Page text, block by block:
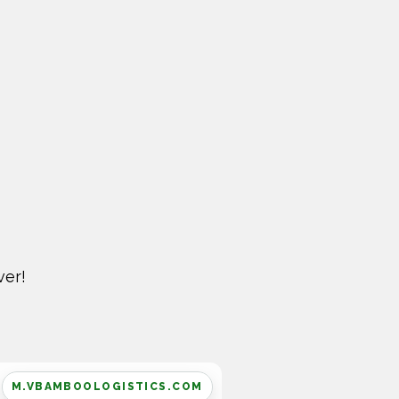
M.VBAMBOOLOGISTICS.COM